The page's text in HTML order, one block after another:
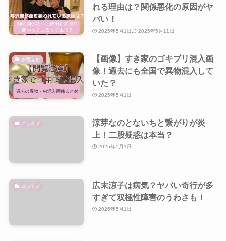
れる理由は？関係悪化の原因がヤ
バい！
2025年5月1日 2025年5月11日
お役立ち
【画像】すき家のゴキブリ混入画
像！過去にも全国で異物混入して
いた？
2025年5月1日
エンタメ
涼芽なのとないちと繋がりが炎
上！二股疑惑は本当？
2025年5月1日
エンタメ
広末涼子は病気？ヤバい奇行が多
すぎて双極性障害のうわさも！
2025年5月1日